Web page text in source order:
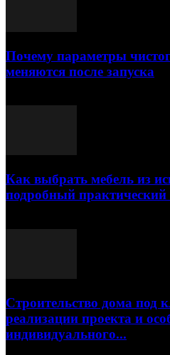
Почему параметры
меняются после запуска
Как выбрать мебель из
подробный практический
Строительство дома под
реализации проекта и
индивидуального...